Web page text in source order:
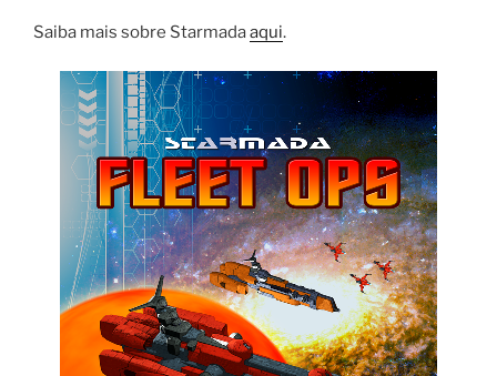
Saiba mais sobre Starmadaaqui.